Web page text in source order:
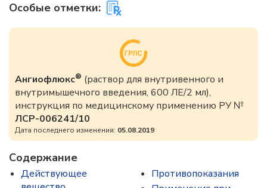
Особые отметки:
Ангиофлюкс® (раствор для внутривенного и
внутримышечного введения, 600 ЛЕ/2 мл),
инструкция по медицинскому применению РУ №
ЛСР-006241/10
Дата последнего изменения: 05.08.2019
Содержание
Действующее
Противопоказания